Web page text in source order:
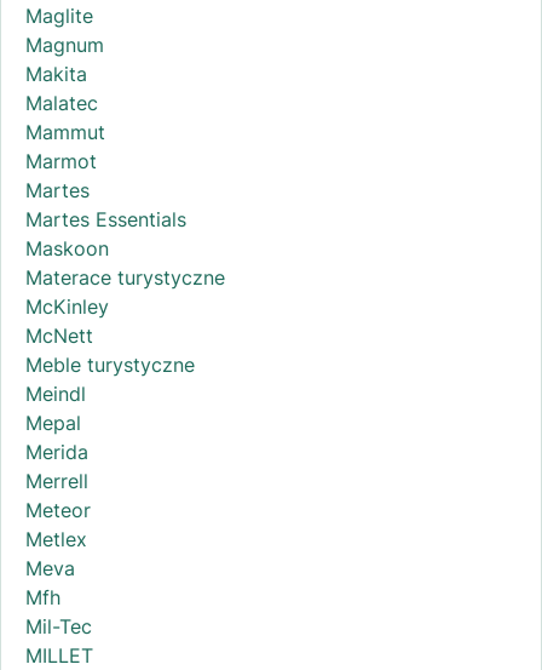
Maglite
Magnum
Makita
Malatec
Mammut
Marmot
Martes
Martes Essentials
Maskoon
Materace turystyczne
McKinley
McNett
Meble turystyczne
Meindl
Mepal
Merida
Merrell
Meteor
Metlex
Meva
Mfh
Mil-Tec
MILLET